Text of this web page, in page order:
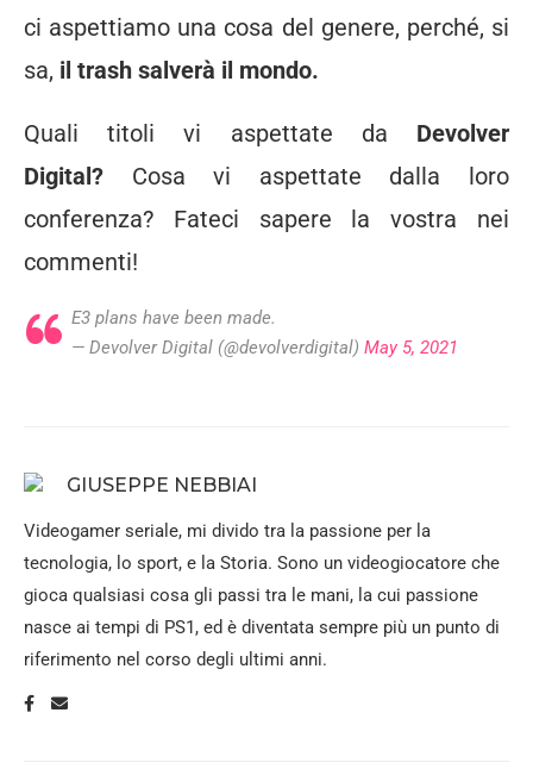
ci aspettiamo una cosa del genere, perché, si
sa, il trash salverà il mondo.
Quali titoli vi aspettate da Devolver
Digital? Cosa vi aspettate dalla loro
conferenza? Fateci sapere la vostra nei
commenti!
E3 plans have been made.
— Devolver Digital (@devolverdigital) May 5, 2021
GIUSEPPE NEBBIAI
Videogamer seriale, mi divido tra la passione per la
tecnologia, lo sport, e la Storia. Sono un videogiocatore che
gioca qualsiasi cosa gli passi tra le mani, la cui passione
nasce ai tempi di PS1, ed è diventata sempre più un punto di
riferimento nel corso degli ultimi anni.